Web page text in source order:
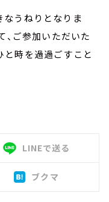
うねりとなりま
、ご参加いただいた
と時を過過ごすこと
LINEで送る
ブクマ